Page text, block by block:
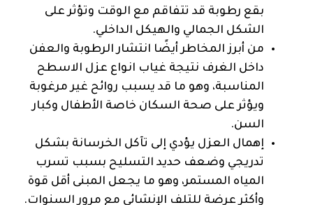
بقع رطوبة قد تتفاقم مع الوقت وتؤثر على
الشكل الجمالي والهيكل الداخلي.
من أبرز المخاطر أيضًا انتشار الرطوبة والعفن
داخل الغرف نتيجة غياب انواع عزل الاسطح
المناسبة، وهو ما قد يسبب روائح غير مرغوبة
ويؤثر على صحة السكان خاصة الأطفال وكبار
السن.
إهمال العزل يؤدي إلى تآكل الخرسانة بشكل
تدريجي وضعف حديد التسليح بسبب تسرب
المياه المستمر، وهو ما يجعل المبنى أقل قوة
وأكثر عرضة للتلف الإنشائي مع مرور السنوات.